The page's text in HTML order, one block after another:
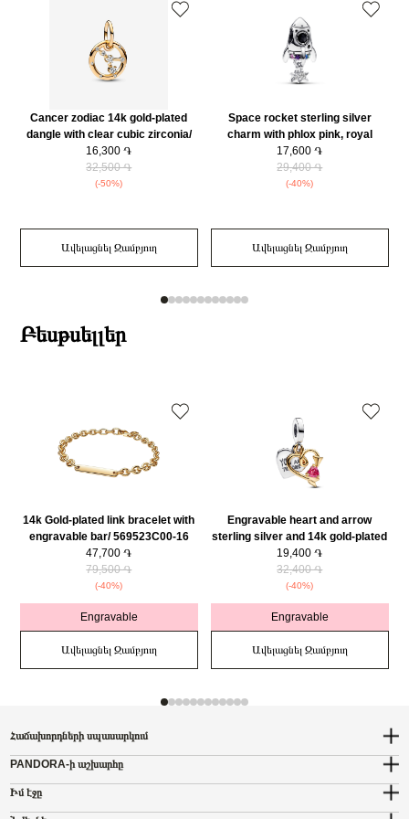
Cancer zodiac 14k gold-plated
dangle with clear cubic zirconia/
762708C01
16,300 ֏
32,500 ֏
(-50%)
Ավելացնել Զամբյուղ
Space rocket sterling silver
charm with phlox pink, royal
purple, stellar blue and royal
green crystal and clear cubic
zirconia/ 792831C01
17,600 ֏
29,400 ֏
(-40%)
Ավելացնել Զամբյուղ
Բեսթսելլեր
14k Gold-plated link bracelet with
engravable bar/ 569523C00-16
47,700 ֏
79,500 ֏
(-40%)
Engravable
Ավելացնել Զամբյուղ
Engravable heart and arrow
sterling silver and 14k gold-plated
double dangle with red cubic
zirconia/ 763622C01
19,400 ֏
32,400 ֏
(-40%)
Engravable
Ավելացնել Զամբյուղ
Հաճախորդների սպասարկում
PANDORA-ի աշխարհը
Իմ էջը